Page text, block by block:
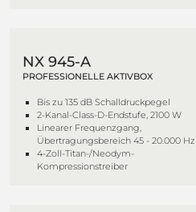
NX 945-A
PROFESSIONELLE AKTIVBOX
Bis zu 135 dB Schalldruckpegel
2-Kanal-Class-D-Endstufe, 2100 W
Linearer Frequenzgang,
Übertragungsbereich 45 - 20.000 Hz
4-Zoll-Titan-/Neodym-
Kompressionstreiber